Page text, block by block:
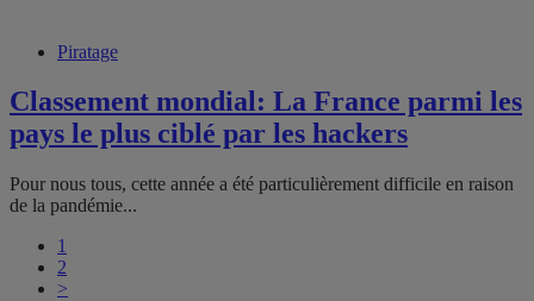
Piratage
Classement mondial: La France parmi les
pays le plus ciblé par les hackers
Pour nous tous, cette année a été particulièrement difficile en raison
de la pandémie...
1
2
>